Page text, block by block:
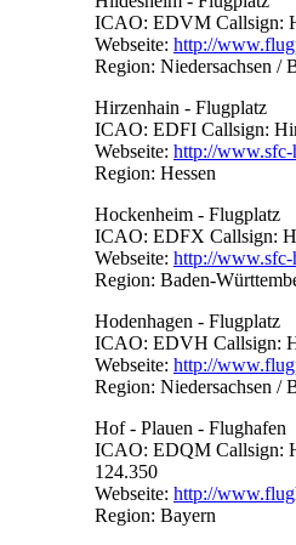
ICAO: EDVM Callsign:
Webseite: http://
Region: Niedersachsen /
Hirzenhain - Flugplatz
ICAO: EDFI Callsign:
Webseite: http://www.sfc-
Region: Hessen
Hockenheim - Flugplatz
ICAO: EDFX Callsign:
Webseite: http://www.sfc-
Region: Baden-
Hodenhagen - Flugplatz
ICAO: EDVH Callsign:
Webseite: http://
Region: Niedersachsen /
Hof - Plauen - Flughafen
ICAO: EDQM Callsign:
124.350
Webseite: http://
Region: Bayern